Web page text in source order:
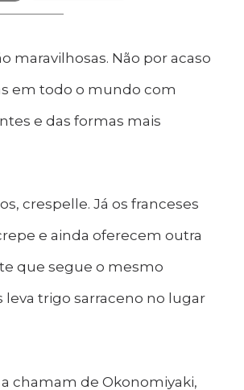
maravilhosas. Não por acaso
em todo o mundo com
e das formas mais
crespelle. Já os franceses
e ainda oferecem outra
que segue o mesmo
leva trigo sarraceno no lugar
chamam de Okonomiyaki,